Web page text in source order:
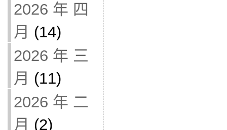
2026 年 四
月 (14)
2026 年 三
月 (11)
2026 年 二
月 (2)